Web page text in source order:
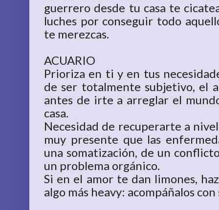
guerrero desde tu casa te
luches por conseguir todo
te merezcas.
ACUARIO
Prioriza en ti y en tus
de ser totalmente subjetivo, el
antes de irte a arreglar el
casa.
Necesidad de recuperarte a
muy presente que las
una somatización, de un
un problema orgánico.
Si en el amor te dan limones,
algo más heavy: acompáñalos